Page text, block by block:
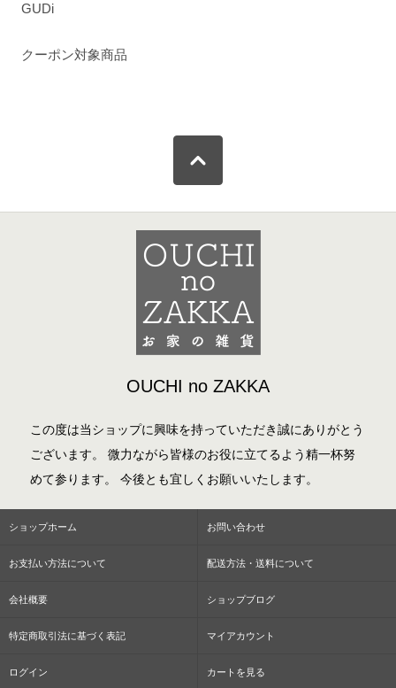
GUDi
クーポン対象商品
OUCHI no ZAKKA
この度は当ショップに興味を持っていただき誠にありがとう
ございます。 微力ながら皆様のお役に立てるよう精一杯努
めて参ります。 今後とも宜しくお願いいたします。
ショップホーム お問い合わせ
お支払い方法について 配送方法・送料について
会社概要 ショップブログ
特定商取引法に基づく表記 マイアカウント
ログイン カートを見る